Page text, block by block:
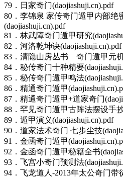
79．日家奇门(daojiashuji.cn).pdf
80．李锦泉 家传奇门遁甲内部绝
(daojiashuji.cn).pdf
81．林武障奇门遁甲研究
82．河洛乾坤诀(daojiashuji.cn).pdf
83．清隐山房丛书 奇门遁甲元机
84．秘传奇门十种精要
85．秘传奇门遁甲鸣法
86．精通奇门遁甲
87．精通奇门遁甲+道家奇门
88．罕见奇门遁甲古阵法摆设手
89．遁甲演义(daojiashuji.cn).pdf
90．道家法术奇门 七步尘技
91．金函奇门遁甲
92．金函奇门遁甲秘籍全书
93．飞宫小奇门预测法
94．飞龙道人-2013年太公奇门带